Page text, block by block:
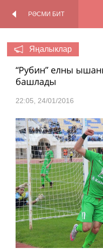
РӘСМИ БИТ
Яңалыклар
“Рубин” елны
башлады
22:05 24/01/2016
РӘСМИ БИТ